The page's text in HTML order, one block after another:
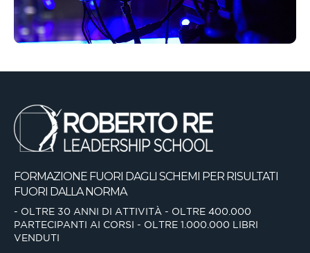
FORMAZIONE FUORI DAGLI SCHEMI PER RISULTATI
FUORI DALLA NORMA
- OLTRE 30 ANNI DI ATTIVITÀ - OLTRE 400.000
PARTECIPANTI AI CORSI - OLTRE 1.000.000 LIBRI
VENDUTI